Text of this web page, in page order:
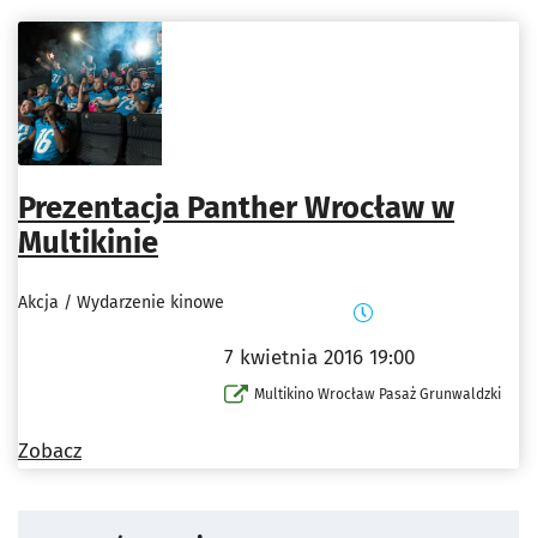
Prezentacja Panther Wrocław w
Multikinie
Akcja / Wydarzenie kinowe
7 kwietnia 2016 19:00
Multikino Wrocław Pasaż Grunwaldzki
Zobacz